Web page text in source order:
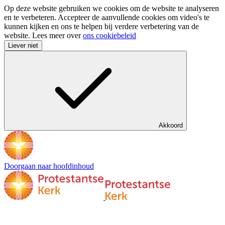
Op deze website gebruiken we cookies om de website te analyseren
en te verbeteren. Accepteer de aanvullende cookies om video's te
kunnen kijken en ons te helpen bij verdere verbetering van de
website. Lees meer overons cookiebeleid
Liever niet
Akkoord
Doorgaan naar hoofdinhoud